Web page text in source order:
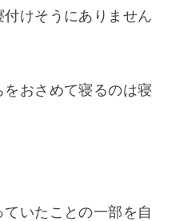
けそうにありません
おさめて寝るのは寝
いたことの一部を自